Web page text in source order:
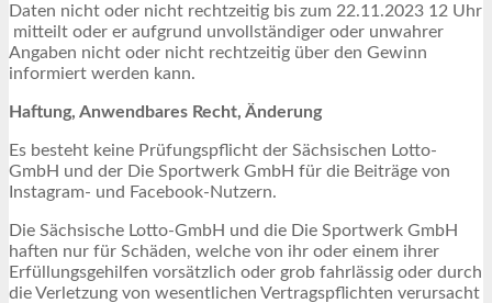
Daten nicht oder nicht rechtzeitig bis zum 22.11.2023 12 Uhr
mitteilt oder er aufgrund unvollständiger oder unwahrer
Angaben nicht oder nicht rechtzeitig über den Gewinn
informiert werden kann.
Haftung, Anwendbares Recht, Änderung
Es besteht keine Prüfungspflicht der Sächsischen Lotto-
GmbH und der Die Sportwerk GmbH für die Beiträge von
Instagram- und Facebook-Nutzern.
Die Sächsische Lotto-GmbH und die Die Sportwerk GmbH
haften nur für Schäden, welche von ihr oder einem ihrer
Erfüllungsgehilfen vorsätzlich oder grob fahrlässig oder durch
die Verletzung von wesentlichen Vertragspflichten verursacht